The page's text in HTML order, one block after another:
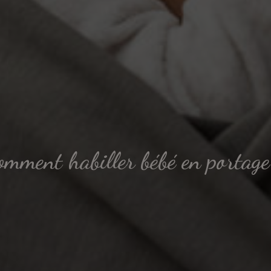
habiller bébé en